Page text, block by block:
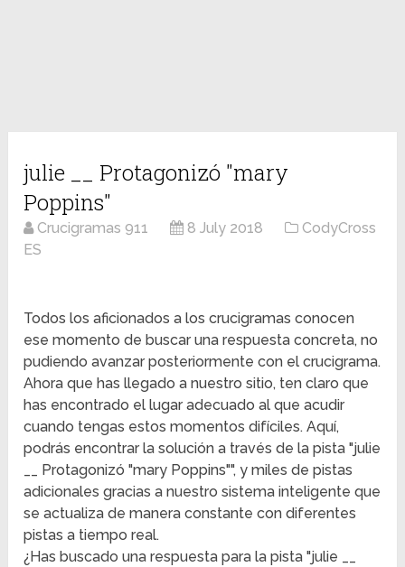
julie __ Protagonizó "mary
Poppins"
Crucigramas 911 8 July 2018
CodyCross
ES
Todos los aficionados a los crucigramas conocen
ese momento de buscar una respuesta concreta, no
pudiendo avanzar posteriormente con el crucigrama.
Ahora que has llegado a nuestro sitio, ten claro que
has encontrado el lugar adecuado al que acudir
cuando tengas estos momentos difíciles. Aquí,
podrás encontrar la solución a través de la pista "julie
__ Protagonizó "mary Poppins"", y miles de pistas
adicionales gracias a nuestro sistema inteligente que
se actualiza de manera constante con diferentes
pistas a tiempo real.
¿Has buscado una respuesta para la pista "julie __